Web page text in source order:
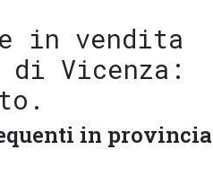
in vendita
Vicenza :
in provincia